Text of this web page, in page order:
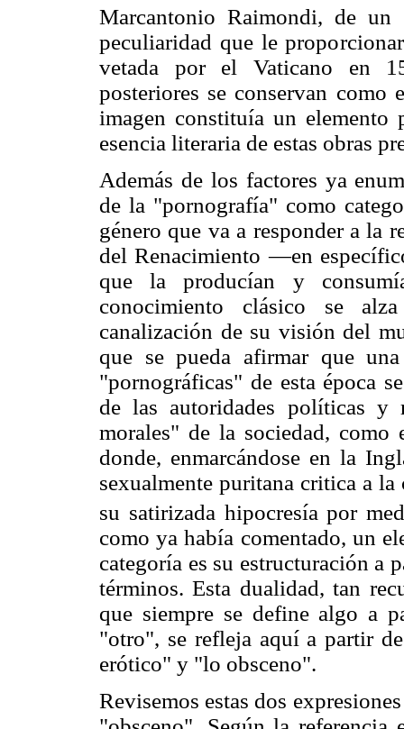
Marcantonio Raimondi, de un
peculiaridad que le
vetada por el Vaticano en
posteriores se conservan como
imagen constituía un elemento
esencia literaria de estas obras
Además de los factores ya
de la "pornografía" como
género que va a responder a la
del Renacimiento ―en
que la producían y
conocimiento clásico se
canalización de su visión del
que se pueda afirmar que
"pornográficas" de esta época
de las autoridades políticas
morales" de la sociedad,
donde, enmarcándose en la
sexualmente puritana critica a
su satirizada hipocresía por
como ya había comentado, un
categoría es su estructuración
términos. Esta dualidad, tan
que siempre se define algo a
"otro", se refleja aquí a partir
erótico" y "lo obsceno".
Revisemos estas dos